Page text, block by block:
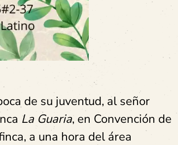
de su juventud, al señor
La Guaria, en Convención de
a una hora del área